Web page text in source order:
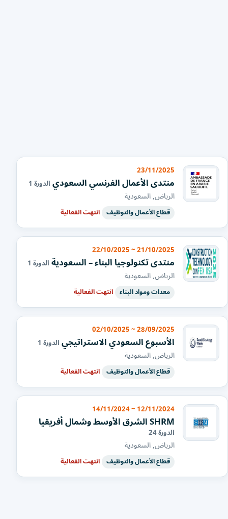
23/11/2025
منتدى الأعمال الفرنسي السعوديالدورة 1
الرياض, السعودية
قطاع الأعمال والتوظيف انتهت الفعالية
21/10/2025 ~ 22/10/2025
منتدى تكنولوجيا البناء – السعوديةالدورة 1
الرياض, السعودية
معدات ومواد البناء انتهت الفعالية
28/09/2025 ~ 02/10/2025
الأسبوع السعودي الاستراتيجيالدورة 1
الرياض, السعودية
قطاع الأعمال والتوظيف انتهت الفعالية
12/11/2024 ~ 14/11/2024
SHRM الشرق الأوسط وشمال أفريقيا
الدورة 24
الرياض, السعودية
قطاع الأعمال والتوظيف انتهت الفعالية